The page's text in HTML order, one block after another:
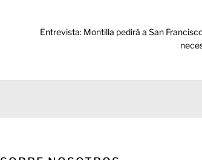
Entrada
Entrevista: Montilla pedirá a San